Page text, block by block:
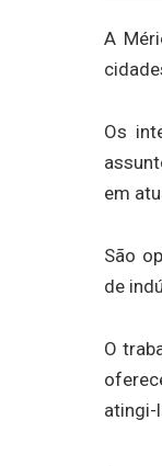
A
Os
em
São
de
O
atingi-